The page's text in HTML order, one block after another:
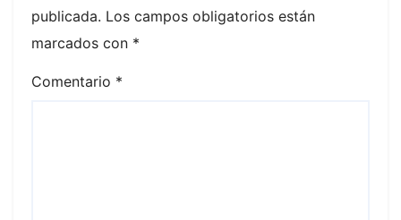
publicada. Los campos obligatorios están
marcados con *
Comentario *